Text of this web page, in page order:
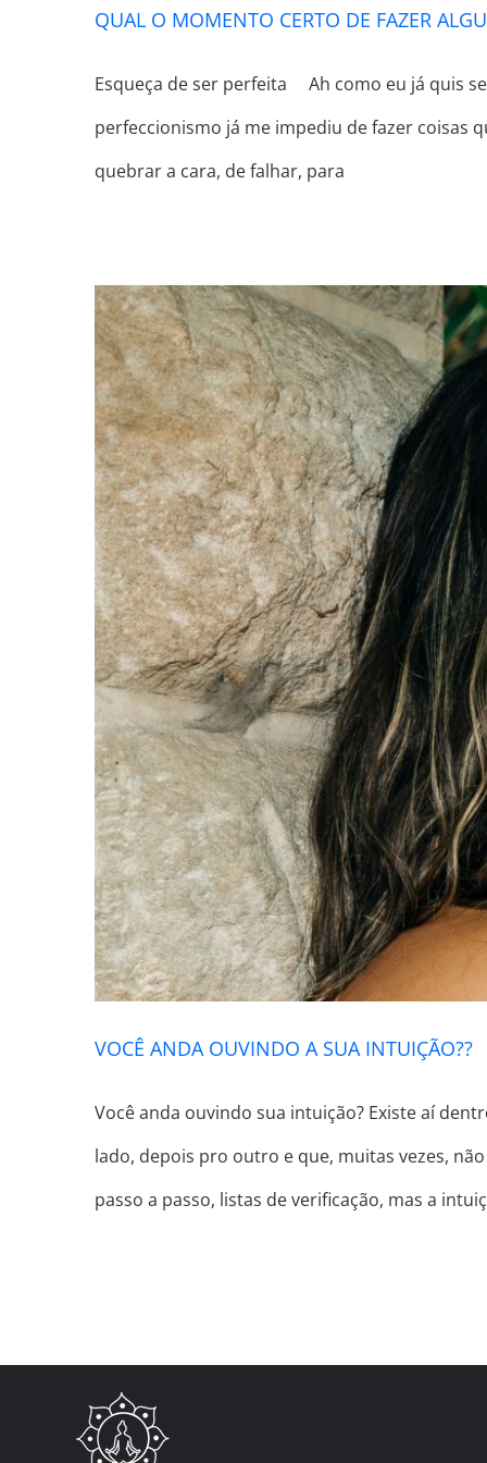
QUAL O MOMENTO CERTO DE FAZER
Esqueça de ser perfeita ⠀ Ah como eu já quis
perfeccionismo já me impediu de fazer coisas
quebrar a cara, de falhar, para
VOCÊ ANDA OUVINDO A SUA INTUIÇÃO??
Você anda ouvindo sua intuição? Existe aí
lado, depois pro outro e que, muitas vezes,
passo a passo, listas de verificação, mas a